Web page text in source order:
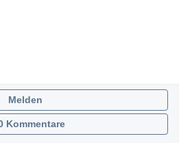
0 Kommentare
Melden